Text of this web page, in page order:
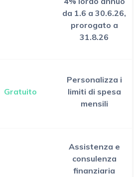
da 1.6 a 30.6.26,
prorogato a
31.8.26
Gratuito
Personalizza i
limiti di spesa
mensili
Assistenza e
consulenza
finanziaria